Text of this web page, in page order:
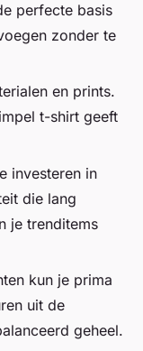
perfecte basis
zonder te
en prints.
t-shirt geeft
investeren in
die lang
je trenditems
kun je prima
uit de
geheel.